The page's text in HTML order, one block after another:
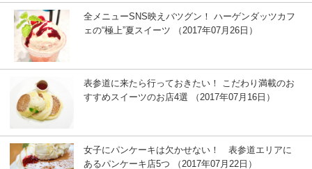
全メニューSNS映えバツグン！ ハーゲンダッツカフ
ェの“極上”夏スイーツ （2017年07月26日）
表参道に来たら行っておきたい！ こだわり満載のお
すすめスイーツのお店4選 （2017年07月16日）
女子にパンケーキは欠かせない！ 表参道エリアに
あるパンケーキ店5つ （2017年07月22日）